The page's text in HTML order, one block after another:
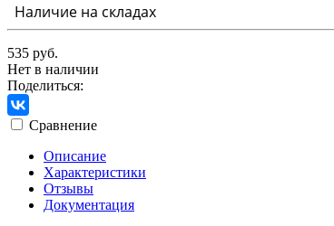
Наличие на складах
535 руб.
Нет в наличии
Поделиться:
Сравнение
Описание
Характеристики
Отзывы
Документация